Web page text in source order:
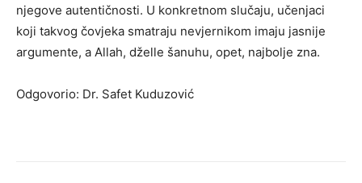
njegove autentičnosti. U konkretnom slučaju, učenjaci
koji takvog čovjeka smatraju nevjernikom imaju jasnije
argumente, a Allah, dželle šanuhu, opet, najbolje zna.
Odgovorio: Dr. Safet Kuduzović